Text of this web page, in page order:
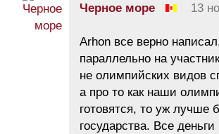
Черное море 13
Arhon все верно
параллельно на
не олимпийских видов
а про то как наши
готовятся, то уж лучше
государства. Все деньги